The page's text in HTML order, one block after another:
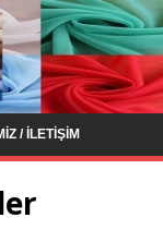
/ İLETIŞIM